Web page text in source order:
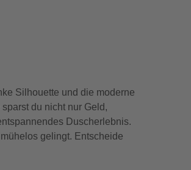
Silhouette und die moderne
du nicht nur Geld,
Duscherlebnis.
gelingt. Entscheide